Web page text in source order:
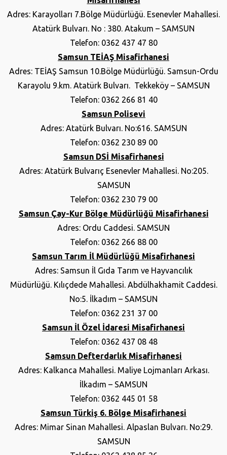
Adres: Karayolları 7.Bölge Müdürlüğü. Esenevler Mahallesi.
Atatürk Bulvarı. No : 380. Atakum – SAMSUN
Telefon: 0362 437 47 80
Samsun TEİAŞ Misafirhanesi
Adres: TEİAŞ Samsun 10.Bölge Müdürlüğü. Samsun-Ordu
Karayolu 9.km. Atatürk Bulvarı. Tekkeköy – SAMSUN
Telefon: 0362 266 81 40
Samsun Polisevi
Adres: Atatürk Bulvarı. No:616. SAMSUN
Telefon: 0362 230 89 00
Samsun DSİ Misafirhanesi
Adres: Atatürk Bulvarıç Esenevler Mahallesi. No:205.
SAMSUN
Telefon: 0362 230 79 00
Samsun Çay-Kur Bölge Müdürlüğü Misafirhanesi
Adres: Ordu Caddesi. SAMSUN
Telefon: 0362 266 88 00
Samsun Tarım İl Müdürlüğü Misafirhanesi
Adres: Samsun İl Gıda Tarım ve Hayvancılık
Müdürlüğü. Kılıçdede Mahallesi. Abdülhakhamit Caddesi.
No:5. İlkadım – SAMSUN
Telefon: 0362 231 37 00
Samsun İl Özel İdaresi Misafirhanesi
Telefon: 0362 437 08 48
Samsun Defterdarlık Misafirhanesi
Adres: Kalkanca Mahallesi. Maliye Lojmanları Arkası.
İlkadım – SAMSUN
Telefon: 0362 445 01 58
Samsun Türkiş 6. Bölge Misafirhanesi
Adres: Mimar Sinan Mahallesi. Alpaslan Bulvarı. No:29.
SAMSUN